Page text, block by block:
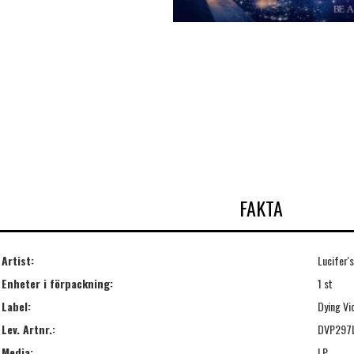
FAKTA
Artist:
Enheter i förpackning:
1 st
Label:
Dying
Lev. Artnr.: